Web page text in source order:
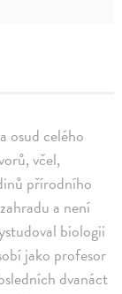
osud celého
včel,
přírodního
a není
biologii
jako profesor
dvanáct